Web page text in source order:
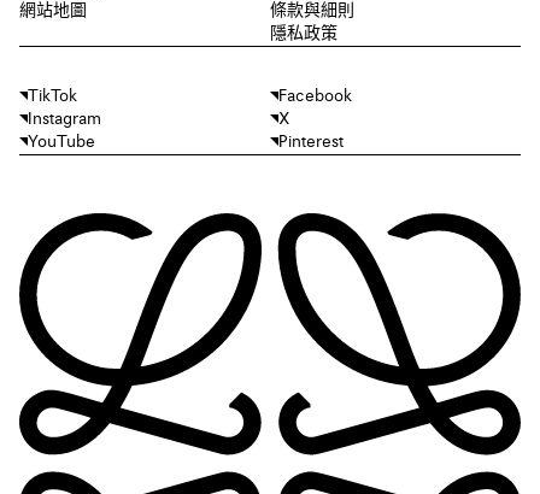
網站地圖
條款與細則
隱私政策
TikTok
Facebook
Instagram
X
YouTube
Pinterest